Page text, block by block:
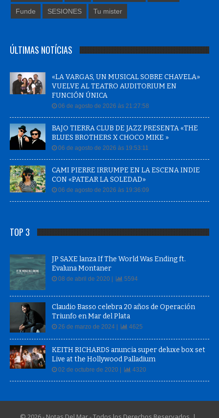
Funde SESIONES Tu mister
ÚLTIMAS NOTÍCIAS
«LA VARGAS, UN MUSICAL SOBRE CHAVELA»
VUELVE AL TEATRO AUDITORIUM EN
FUNCIÓN ÚNICA
06 de agosto de 2026 às 21:27:58
BAJO TIERRA CLUB DE JAZZ PRESENTA «THE
BLUES BROTHERS X CHOCO MIKE »
06 de agosto de 2026 às 19:53:11
CAMI PIERRE IRRUMPE EN LA ESCENA INDIE
CON «PATEAR LA SOLEDAD»
06 de agosto de 2026 às 19:36:09
TOP 3
JP SAXE lanza If The World Was Ending ft.
Evaluna Montaner
08 de abril de 2020 | 5594
Claudio Basso celebra 20 años de Operación
Triunfo en Mar del Plata
26 de marzo de 2024 | 4625
KEITH RICHARDS anuncia super deluxe box set
Live at the Hollywood Palladium
02 de octubre de 2020 | 4320